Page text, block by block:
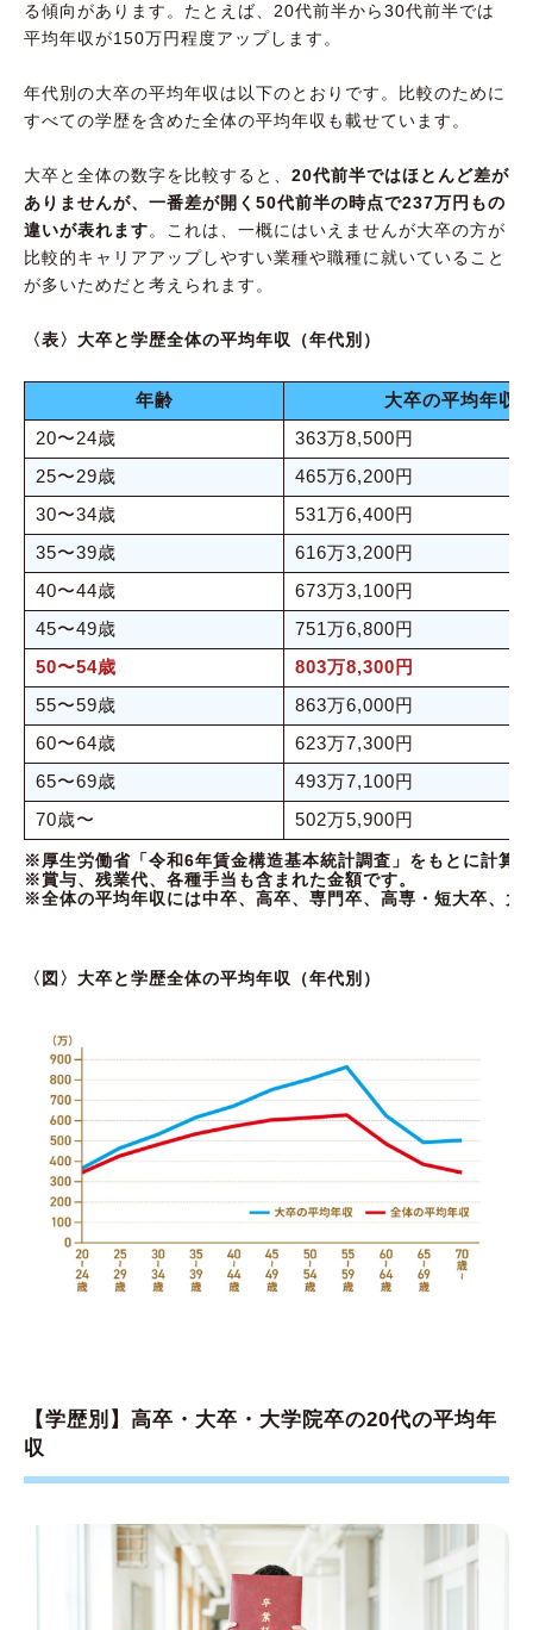
る傾向があります。たとえば、20代前半から30代前半では
平均年収が150万円程度アップします。
年代別の大卒の平均年収は以下のとおりです。比較のために
すべての学歴を含めた全体の平均年収も載せています。
大卒と全体の数字を比較すると、 20代前半ではほとんど差が
ありませんが、一番差が開く50代前半の時点で237万円もの
違いが表れます。これは、一概にはいえませんが大卒の方が
比較的キャリアアップしやすい業種や職種に就いていること
が多いためだと考えられます。
〈表〉大卒と学歴全体の平均年収（年代別）
年齢
大卒の平均年収
20〜24歳
363万8,500円
25〜29歳
465万6,200円
30〜34歳
531万6,400円
35〜39歳
616万3,200円
40〜44歳
673万3,100円
45〜49歳
751万6,800円
50〜54歳
803万8,300円
55〜59歳
863万6,000円
60〜64歳
623万7,300円
65〜69歳
493万7,100円
70歳〜
502万5,900円
※厚生労働省「令和6年賃金構造基本統計調査」をもとに計算。
※賞与、残業代、各種手当も含まれた金額です。
※全体の平均年収には中卒、高卒、専門卒、高専・短大卒、
〈図〉大卒と学歴全体の平均年収（年代別）
【学歴別】高卒・大卒・大学院卒の20代の平均年
収